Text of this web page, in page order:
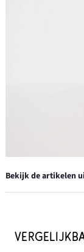
Bekijk de artikelen
Nu
€ 19,99
Van € 27,99-